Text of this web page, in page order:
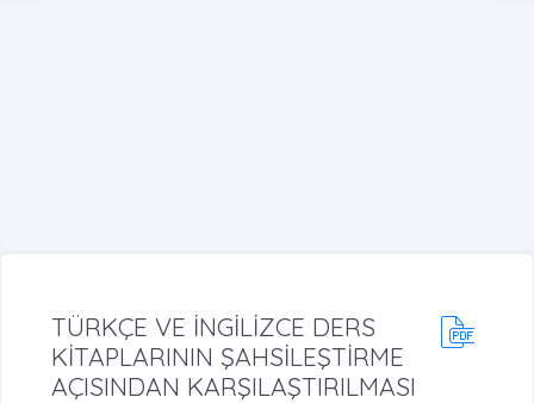
TÜRKÇE VE İNGİLİZCE DERS
KİTAPLARININ ŞAHSİLEŞTİRME
AÇISINDAN KARŞILAŞTIRILMASI